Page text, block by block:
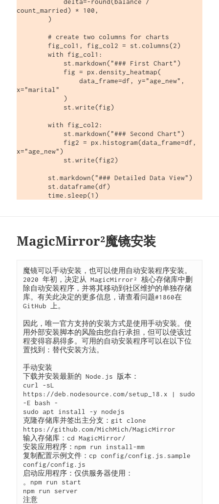
count_married) * 100,
        # create two columns for charts
        with fig_col1:
                data_frame=df, y="age_new",
x="marital"
        with fig_col2:
x="age_new")
MagicMirror²魔镜安装
魔镜可以手动安装，也可以使用自动安装程序安装。
2020 年初，决定从 MagicMirror² 核心存储库中删
除自动安装程序，并将其移动到社区维护的单独存储
库。有关此决定的更多信息，请查看问题#1860在
GitHub 上。
因此，唯一官方支持的安装方式是使用手动安装。使
用外部安装脚本的风险由您自行承担，但可以使该过
程变得容易得多。可用的自动安装程序可以在以下位
置找到：替代安装方法。
手动安装
下载并安装最新的 Node.js 版本：
curl -sL
https://deb.nodesource.com/setup_18.x | sudo
-E bash -
sudo apt install -y nodejs
克隆存储库并签出主分支：git clone
https://github.com/MichMich/MagicMirror
输入存储库：cd MagicMirror/
安装应用程序：npm run install-mm
复制配置示例文件：cp config/config.js.sample
config/config.js
启动应用程序：仅供服务器使用：
。npm run start
npm run server
注意